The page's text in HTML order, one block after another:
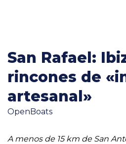
San Rafael:
rincones de
artesanal»
OpenBoats
A menos de 15 km de San